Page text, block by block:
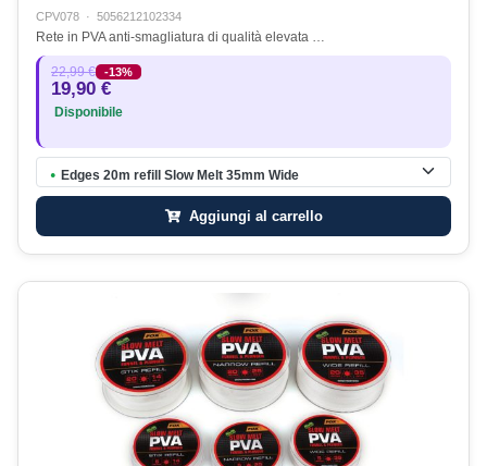
CPV078 · 5056212102334
Rete in PVA anti-smagliatura di qualità elevata …
22,99 € -13%
19,90 €
Disponibile
● Edges 20m refill Slow Melt 35mm Wide
Aggiungi al carrello